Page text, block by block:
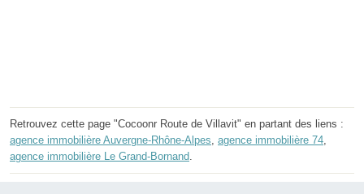
Retrouvez cette page "Cocoonr Route de Villavit" en partant des liens :
agence immobilière Auvergne-Rhône-Alpes, agence immobilière 74,
agence immobilière Le Grand-Bornand.